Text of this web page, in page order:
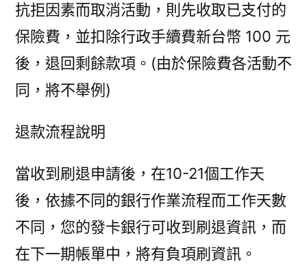
抗拒因素而取消活動，則先收取已支付的
保險費，並扣除行政手續費新台幣 100 元
後，退回剩餘款項。(由於保險費各活動不
同，將不舉例)
退款流程說明
當收到刷退申請後，在10-21個工作天
後，依據不同的銀行作業流程而工作天數
不同，您的發卡銀行可收到刷退資訊，而
在下一期帳單中，將有負項刷資訊。